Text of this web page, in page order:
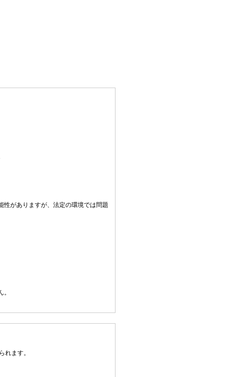
性がありますが、法定の環境では問題
れます。